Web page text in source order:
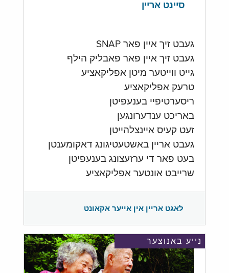
סיינט אריין
געבט זיך איין פאר SNAP
געבט זיך איין פאר פאבליק הילף
גייט ווייטער מיטן אפליקאציע
טרעק אפליקאציע
ריסערטיפיי בענעפיטן
באריכט ענדערונגען
זעט קעיס איינצלהייטן
געבט אריין באשטעטיגונג דאקומענטן
בעט פאר די ערזעצונג בענעפיטן
שרייבט אונטער אפליקאציע
לאגט אריין אין אייער אקאונט
נייע באנוצער